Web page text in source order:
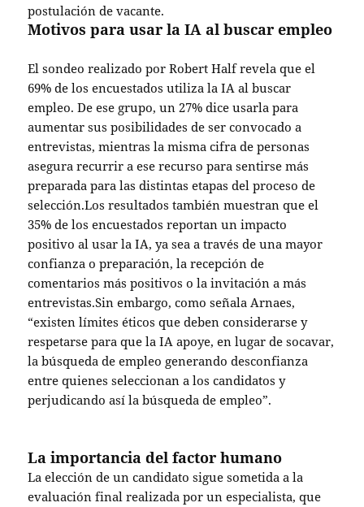
postulación de vacante.
Motivos para usar la IA al buscar empleo
El sondeo realizado por Robert Half revela que el
69% de los encuestados utiliza la IA al buscar
empleo. De ese grupo, un 27% dice usarla para
aumentar sus posibilidades de ser convocado a
entrevistas, mientras la misma cifra de personas
asegura recurrir a ese recurso para sentirse más
preparada para las distintas etapas del proceso de
selección.Los resultados también muestran que el
35% de los encuestados reportan un impacto
positivo al usar la IA, ya sea a través de una mayor
confianza o preparación, la recepción de
comentarios más positivos o la invitación a más
entrevistas.Sin embargo, como señala Arnaes,
“existen límites éticos que deben considerarse y
respetarse para que la IA apoye, en lugar de socavar,
la búsqueda de empleo generando desconfianza
entre quienes seleccionan a los candidatos y
perjudicando así la búsqueda de empleo”.
La importancia del factor humano
La elección de un candidato sigue sometida a la
evaluación final realizada por un especialista, que